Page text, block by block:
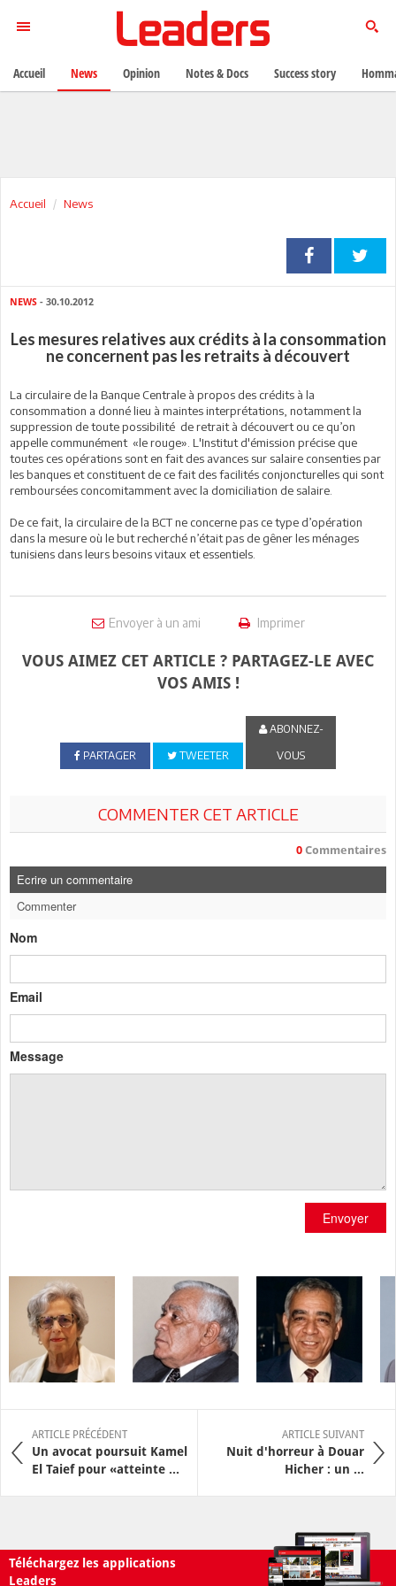
Accueil News
NEWS - 30.10.2012
Les mesures relatives aux crédits à la consommation
ne concernent pas les retraits à découvert
La circulaire de la Banque Centrale à propos des crédits à la
consommation a donné lieu à maintes interprétations, notamment la
suppression de toute possibilité de retrait à découvert ou ce qu’on
appelle communément «le rouge». L'Institut d'émission précise que
toutes ces opérations sont en fait des avances sur salaire consenties par
les banques et constituent de ce fait des facilités conjoncturelles qui sont
remboursées concomitamment avec la domiciliation de salaire.
De ce fait, la circulaire de la BCT ne concerne pas ce type d’opération
dans la mesure où le but recherché n’était pas de gêner les ménages
tunisiens dans leurs besoins vitaux et essentiels.
Envoyer à un ami Imprimer
VOUS AIMEZ CET ARTICLE ? PARTAGEZ-LE AVEC
VOS AMIS !
PARTAGER TWEETER
ABONNEZ-
VOUS
COMMENTER CET ARTICLE
0 Commentaires
Ecrire un commentaire
Commenter
Nom
Email
Message
Envoyer
ARTICLE PRÉCÉDENT
Un avocat poursuit Kamel
El Taief pour «atteinte ...
ARTICLE SUIVANT
Nuit d'horreur à Douar
Hicher : un ...
Téléchargez les applications
Leaders
Accueil News Opinion Notes & Docs Success story